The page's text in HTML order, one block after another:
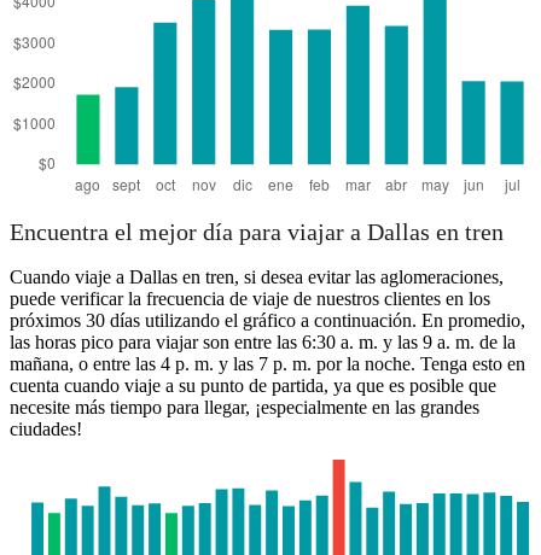
Encuentra el mejor día para viajar a Dallas en tren
Cuando viaje a Dallas en tren, si desea evitar las aglomeraciones,
puede verificar la frecuencia de viaje de nuestros clientes en los
próximos 30 días utilizando el gráfico a continuación. En promedio,
las horas pico para viajar son entre las 6:30 a. m. y las 9 a. m. de la
mañana, o entre las 4 p. m. y las 7 p. m. por la noche. Tenga esto en
cuenta cuando viaje a su punto de partida, ya que es posible que
necesite más tiempo para llegar, ¡especialmente en las grandes
ciudades!